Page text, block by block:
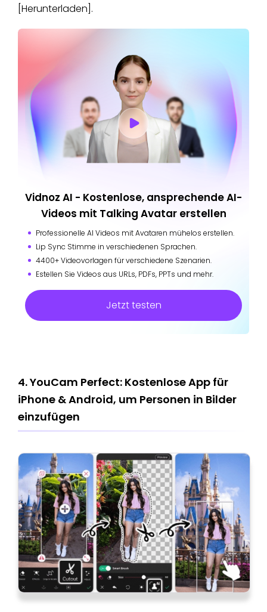
[Herunterladen].
Vidnoz AI - Kostenlose, ansprechende AI-
Videos mit Talking Avatar erstellen
Professionelle AI Videos mit Avataren mühelos erstellen.
Lip Sync Stimme in verschiedenen Sprachen.
4400+ Videovorlagen für verschiedene Szenarien.
Estellen Sie Videos aus URLs, PDFs, PPTs und mehr.
Jetzt testen
4. YouCam Perfect: Kostenlose App für
iPhone & Android, um Personen in Bilder
einzufügen